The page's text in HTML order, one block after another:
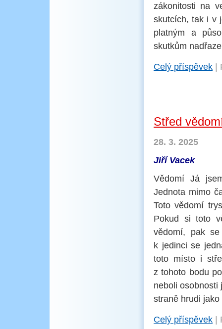
zákonitosti na
skutcích, tak i v
platným a
skutkům
Celý příspěvek
Střed
28. 3. 2025
Jiří Vacek
Vědomí Já
Jednota mimo
Toto vědomí
Pokud si toto
vědomí, pak
k jedinci se
toto místo i
z tohoto bodu
neboli osobnosti
straně hrudi
Celý příspěvek